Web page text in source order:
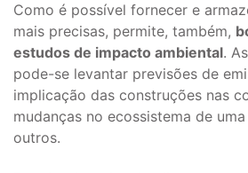
Como é possível fornecer e
mais precisas, permite, também,
estudos de impacto ambiental.
pode-se levantar previsões de
implicação das construções nas
mudanças no ecossistema de
outros.